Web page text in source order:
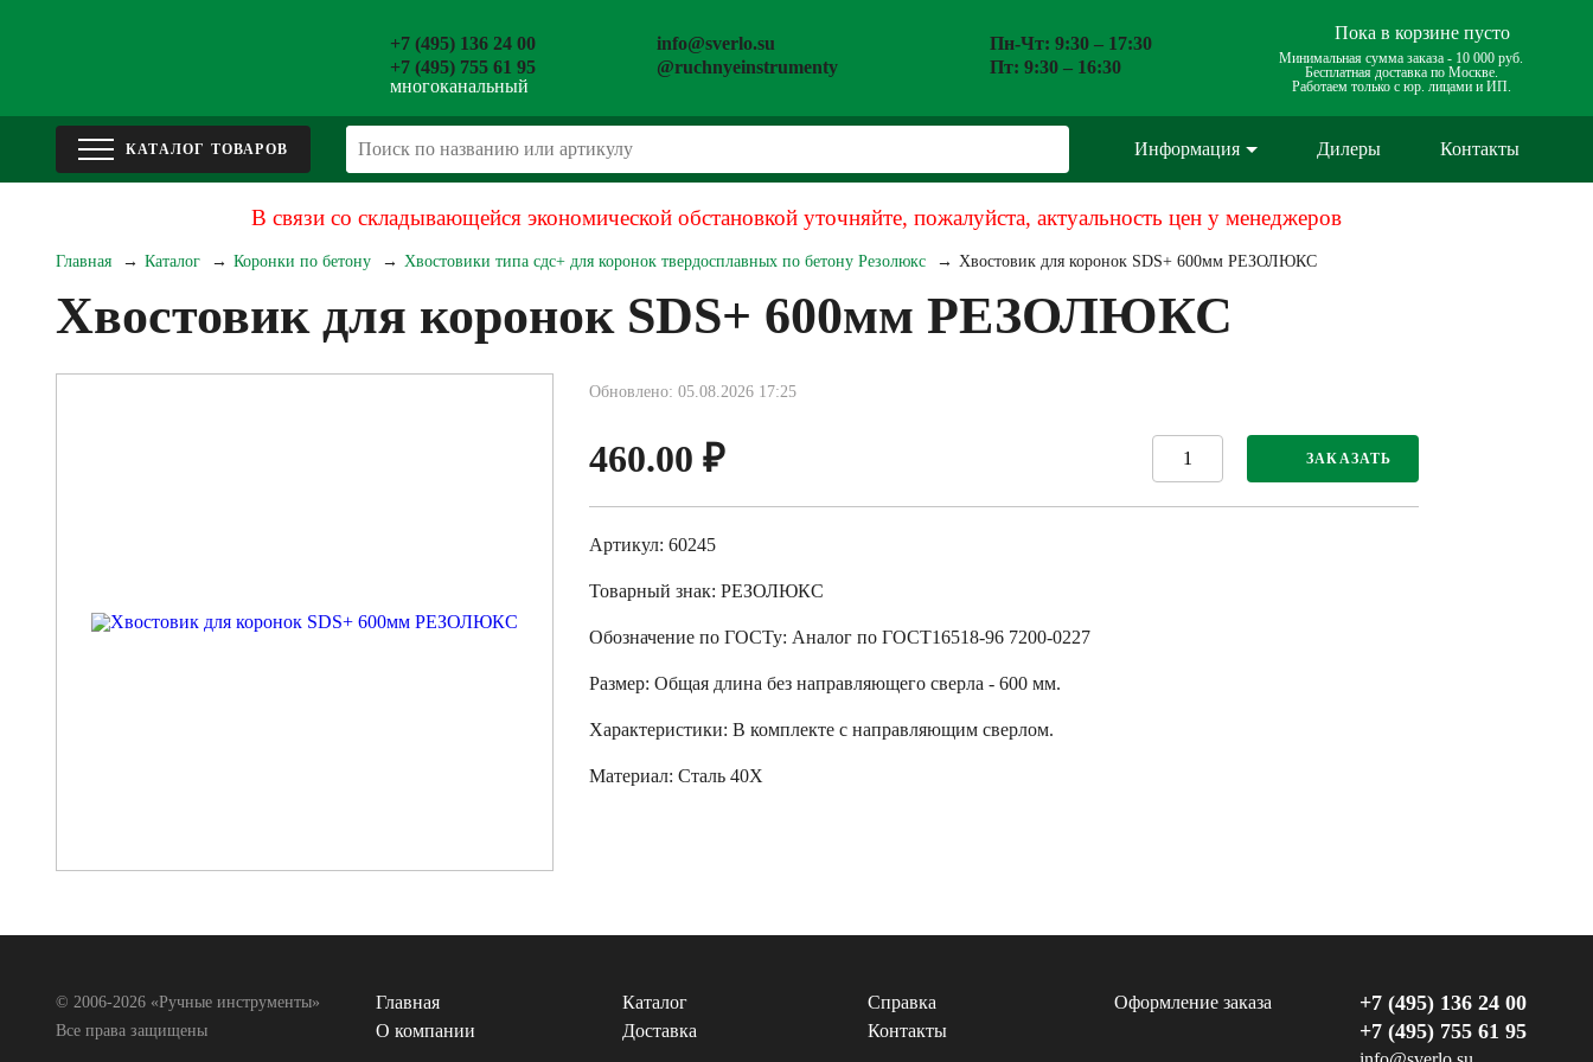
+7 (495) 136 24 00
+7 (495) 755 61 95
многоканальный
info@sverlo.su
@ruchnyeinstrumenty
Пн-Чт: 9:30 – 17:30
Пт: 9:30 – 16:30
Пока в корзине пусто
Минимальная сумма заказа - 10 000 руб.
Бесплатная доставка по Москве.
Работаем только с юр. лицами и ИП.
Информация Дилеры Контакты
В связи со складывающейся экономической обстановкой уточняйте, пожалуйста, актуальность цен у менеджеров
Главная Каталог Коронки по бетону Хвостовики типа сдс+ для коронок твердосплавных по бетону Резолюкс Хвостовик для коронок SDS+ 600мм РЕЗОЛЮКС
Хвостовик для коронок SDS+ 600мм РЕЗОЛЮКС
Обновлено: 05.08.2026 17:25
460.00 ₽ ЗАКАЗАТЬ
Артикул: 60245
Товарный знак: РЕЗОЛЮКС
Обозначение по ГОСТу: Аналог по ГОСТ16518-96 7200-0227
Размер: Общая длина без направляющего сверла - 600 мм.
Характеристики: В комплекте с направляющим сверлом.
Материал: Сталь 40Х
© 2006-2026 «Ручные инструменты»
Все права защищены
Главная Каталог Справка
Оформление заказа
О компании
Доставка Контакты
+7 (495) 136 24 00
+7 (495) 755 61 95